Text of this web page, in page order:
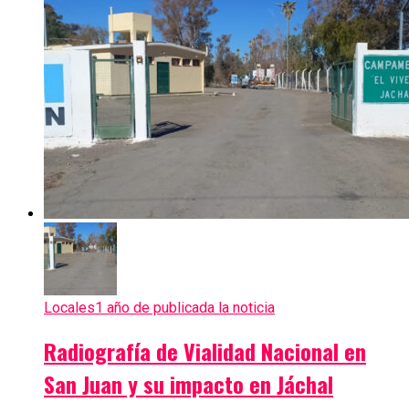
Locales1 año de publicada la noticia
Radiografía de Vialidad Nacional en
San Juan y su impacto en Jáchal